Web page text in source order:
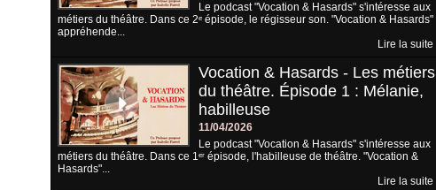
Le podcast "Vocation & Hasards" s'intéresse aux
métiers du théâtre. Dans ce 2ᵉ épisode, le régisseur son. "Vocation & Hasards"
appréhende...
Lire la suite
Vocation & Hasards - Les métiers
du théâtre. Épisode 1 : Mélanie,
habilleuse
11/04/2026
Le podcast "Vocation & Hasards" s'intéresse aux
métiers du théâtre. Dans ce 1ᵉʳ épisode, l'habilleuse de théâtre. "Vocation &
Hasards"...
Lire la suite